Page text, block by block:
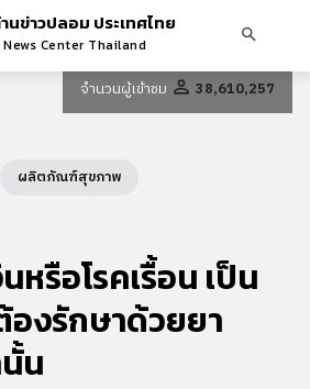
ข่าวปลอม ประเทศไทย
Center Thailand
จำนวนผู้เข้าชม 38,610,257
ผลิตภัณฑ์สุขภาพ
หรือโรคเรื้อน เป็น
องรักษาด้วยยา
น